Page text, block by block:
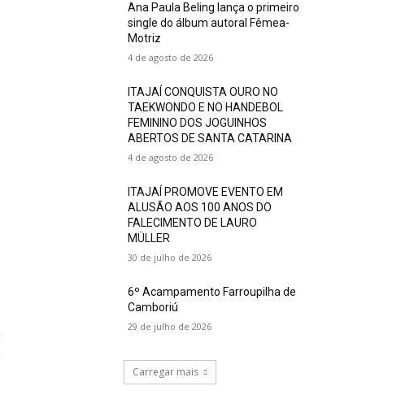
Ana Paula Beling lança o primeiro
single do álbum autoral Fêmea-
Motriz
4 de agosto de 2026
ITAJAÍ CONQUISTA OURO NO
TAEKWONDO E NO HANDEBOL
FEMININO DOS JOGUINHOS
ABERTOS DE SANTA CATARINA
4 de agosto de 2026
ITAJAÍ PROMOVE EVENTO EM
ALUSÃO AOS 100 ANOS DO
FALECIMENTO DE LAURO
MÜLLER
30 de julho de 2026
6º Acampamento Farroupilha de
Camboriú
29 de julho de 2026
Carregar mais